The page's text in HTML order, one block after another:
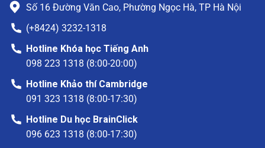
Số 16 Đường Văn Cao, Phường Ngọc Hà, TP Hà Nội
(+8424) 3232-1318
Hotline Khóa học Tiếng Anh
098 223 1318 (8:00-20:00)
Hotline Khảo thí Cambridge
091 323 1318 (8:00-17:30)
Hotline Du học BrainClick
096 623 1318 (8:00-17:30)